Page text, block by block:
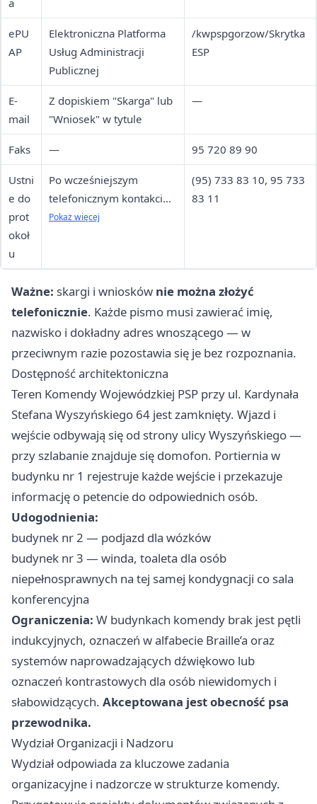
a
ePU
AP
Elektroniczna Platforma
Usług Administracji
Publicznej
/kwpspgorzow/Skrytka
ESP
E-
mail
Z dopiskiem "Skarga" lub
"Wniosek" w tytule
—
Faks — 95 720 89 90
Ustni
e do
prot
okoł
u
Po wcześniejszym
telefonicznym kontakcie z
Wydziałem Organizacji i
Pokaż więcej
(95) 733 83 10, 95 733
83 11
Ważne: skargi i wniosków nie można złożyć
telefonicznie. Każde pismo musi zawierać imię,
nazwisko i dokładny adres wnoszącego — w
przeciwnym razie pozostawia się je bez rozpoznania.
Dostępność architektoniczna
Teren Komendy Wojewódzkiej PSP przy ul. Kardynała
Stefana Wyszyńskiego 64 jest zamknięty. Wjazd i
wejście odbywają się od strony ulicy Wyszyńskiego —
przy szlabanie znajduje się domofon. Portiernia w
budynku nr 1 rejestruje każde wejście i przekazuje
informację o petencie do odpowiednich osób.
Udogodnienia:
budynek nr 2 — podjazd dla wózków
budynek nr 3 — winda, toaleta dla osób
niepełnosprawnych na tej samej kondygnacji co sala
konferencyjna
Ograniczenia: W budynkach komendy brak jest pętli
indukcyjnych, oznaczeń w alfabecie Braille’a oraz
systemów naprowadzających dźwiękowo lub
oznaczeń kontrastowych dla osób niewidomych i
słabowidzących. Akceptowana jest obecność psa
przewodnika.
Wydział Organizacji i Nadzoru
Wydział odpowiada za kluczowe zadania
organizacyjne i nadzorcze w strukturze komendy.